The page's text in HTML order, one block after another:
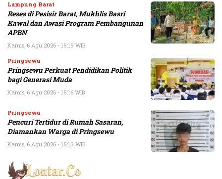
Lampung Barat
Reses di Pesisir Barat, Mukhlis Basri
Kawal dan Awasi Program Pembangunan
APBN
Kamis, 6 Agu 2026 - 15:19 WIB
Pringsewu
Pringsewu Perkuat Pendidikan Politik
bagi Generasi Muda
Kamis, 6 Agu 2026 - 15:16 WIB
Pringsewu
Pencuri Tertidur di Rumah Sasaran,
Diamankan Warga di Pringsewu
Kamis, 6 Agu 2026 - 15:13 WIB